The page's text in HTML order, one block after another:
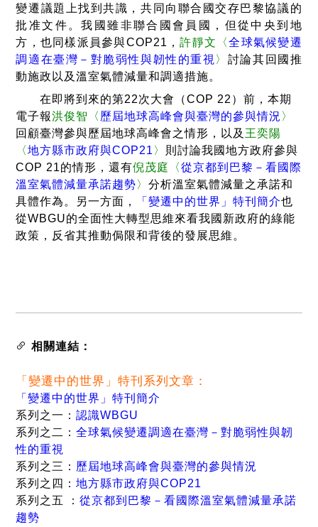
變遷議題上找到共識，共同向聯合國交存巴黎協議的
批准文件。我國雖非聯合國會員國，但從中央到地
方，也同樣派員參與COP21，許靜文〈全球氣候變遷
調適在臺灣－對脆弱性與韌性的重視 〉 討論其回國推
動施政以及溫室氣體減量和調適措施。
在即將到來的第22次大會（COP 22）前，本期
電子報洪俊智〈 歷屆地球高峰會與臺灣的參與情況 〉
回顧臺灣參與歷屆地球高峰會之情形，以及 王奕陽
〈地方縣市政府與COP21 〉 則討論我國地方政府參與
COP 21的情形，還有倪茂庭〈從京都到巴黎－看國際
溫室氣體減量承諾趨勢〉分析溫室氣體減量之承諾和
具體作為。另一方面，
「變遷中的世界」特刊簡介也
從WBGU的全面性大轉型思維來看我國新政府的綠能
政策，反省其推動侷限和背後的發展思維。
相關連結：
「變遷中的世界」特刊系列文章：
「變遷中的世界」特刊簡介
系列之一：認識WBGU
系列之二：全球氣候變遷調適在臺灣－對脆弱性與韌
性的重視
系列之三： 歷屆地球高峰會與臺灣的參與情況
系列之四：地方縣市政府與COP21
系列之五
：從京都到巴黎－看國際溫室氣體減量承諾
趨勢